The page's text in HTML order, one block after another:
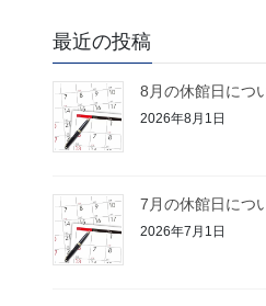
最近の投稿
8月の休館日につ
2026年8月1日
7月の休館日につ
2026年7月1日